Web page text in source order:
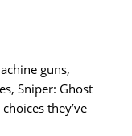
guns,
Sniper: Ghost
they’ve